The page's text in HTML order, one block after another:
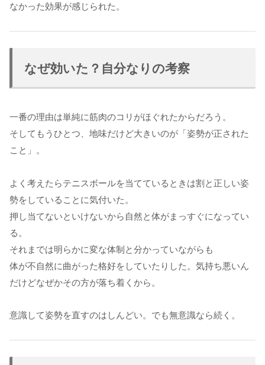
なかった効果が感じられた。
なぜ効いた？自分なりの考察
一番の理由は単純に筋肉のコリがほぐれたからだろう。
そしてもうひとつ、地味だけど大きいのが「姿勢が正された
こと」。
よく考えたらテニスボールを当てているときは割と正しい姿
勢をしていることに気付いた。
押し当てないといけないから自然と体がまっすぐになってい
る。
それまでは明らかに変な体制と分かっていながらも
体が不自然に曲がった格好をしていたりした。気持ち悪いん
だけどなぜかその方が落ち着くから。
意識して姿勢を直すのはしんどい。でも無意識なら続く。